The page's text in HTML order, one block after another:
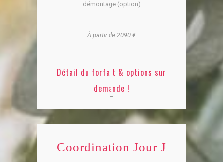
démontage (option)
À partir de 2090 €
Détail du forfait & options sur
demande !
Coordination Jour J